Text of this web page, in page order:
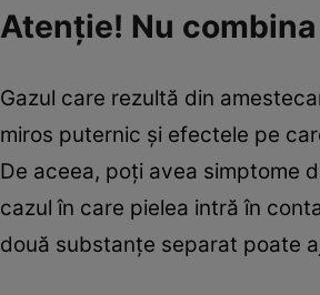
Atenţie! Nu
Gazul care rezultă din
miros puternic şi efectele pe
De aceea, poţi avea simptome
cazul în care pielea intră în
două substanţe separat poate